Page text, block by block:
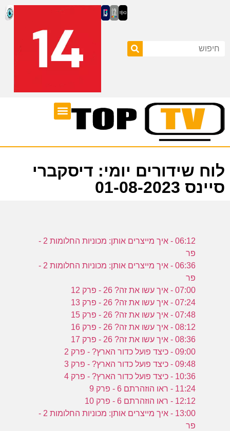
לוח שידורים יומי: דיסקברי
סיינס 01-08-2023
06:12 - איך מייצרים אותן: מכוניות החלומות 2 -
פר
06:36 - איך מייצרים אותן: מכוניות החלומות 2 -
פר
07:00 - איך עשו את זה? 26 - פרק 12
07:24 - איך עשו את זה? 26 - פרק 13
07:48 - איך עשו את זה? 26 - פרק 15
08:12 - איך עשו את זה? 26 - פרק 16
08:36 - איך עשו את זה? 26 - פרק 17
09:00 - כיצד פועל כדור הארץ? - פרק 2
09:48 - כיצד פועל כדור הארץ? - פרק 3
10:36 - כיצד פועל כדור הארץ? - פרק 4
11:24 - ראו הוזהרתם 6 - פרק 9
12:12 - ראו הוזהרתם 6 - פרק 10
13:00 - איך מייצרים אותן: מכוניות החלומות 2 -
פר